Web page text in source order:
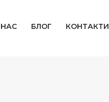
БЛОГ КОНТАКТИ